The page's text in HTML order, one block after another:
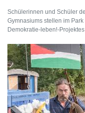
Schülerinnen und Schüler
Gymnasiums stellen im
Demokratie-leben!-